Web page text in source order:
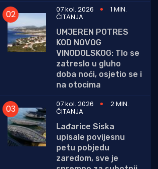
07 kol. 2026 1 MIN.
ČITANJA
UMJEREN POTRES
KOD NOVOG
VINODOLSKOG: Tlo se
zatreslo u gluho
doba noći, osjetio se i
na otocima
07 kol. 2026
2 MIN.
ČITANJA
Lađarice Siska
upisale povijesnu
petu pobjedu
zaredom, sve je